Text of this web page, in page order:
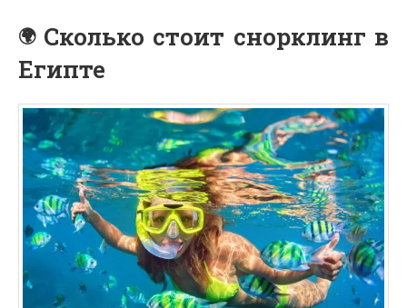
Сколько стоит снорклинг в
Египте